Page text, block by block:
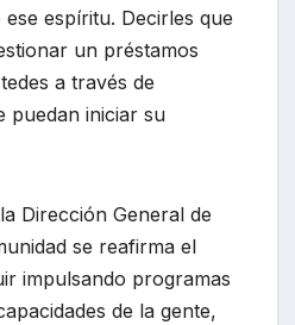
espíritu. Decirles que
un préstamos
a través de
puedan iniciar su
Dirección General de
se reafirma el
impulsando programas
de la gente,